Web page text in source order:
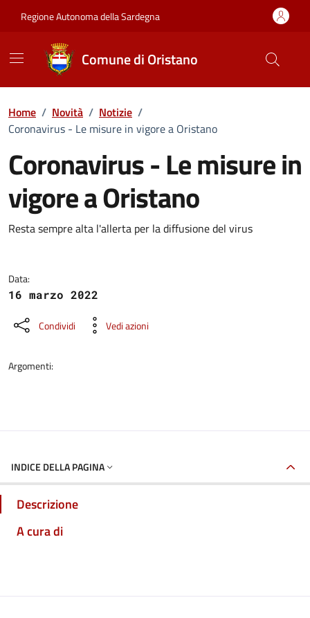
Regione Autonoma della Sardegna
Comune di Oristano
Home / Novità / Notizie /
Coronavirus - Le misure in vigore a Oristano
Coronavirus - Le misure in
vigore a Oristano
Dettagli della notizia
Resta sempre alta l'allerta per la diffusione del virus
Data:
16 marzo 2022
Condividi Vedi azioni
Argomenti:
INDICE DELLA PAGINA
Descrizione
A cura di